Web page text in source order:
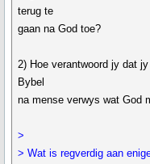
terug te
gaan na God toe?
2) Hoe verantwoord jy dat
Bybel
na mense verwys wat God
>
> Wat is regverdig aan